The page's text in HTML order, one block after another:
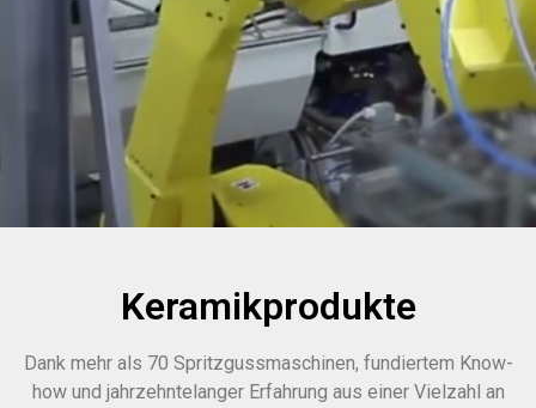
Keramikprodukte
Dank mehr als 70 Spritzgussmaschinen, fundiertem Know-
how und jahrzehntelanger Erfahrung aus einer Vielzahl an